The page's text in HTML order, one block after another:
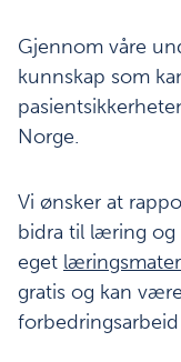
Gjennom våre
kunnskap som
Norge.
Vi ønsker at
bidra til læring og
eget
gratis og kan